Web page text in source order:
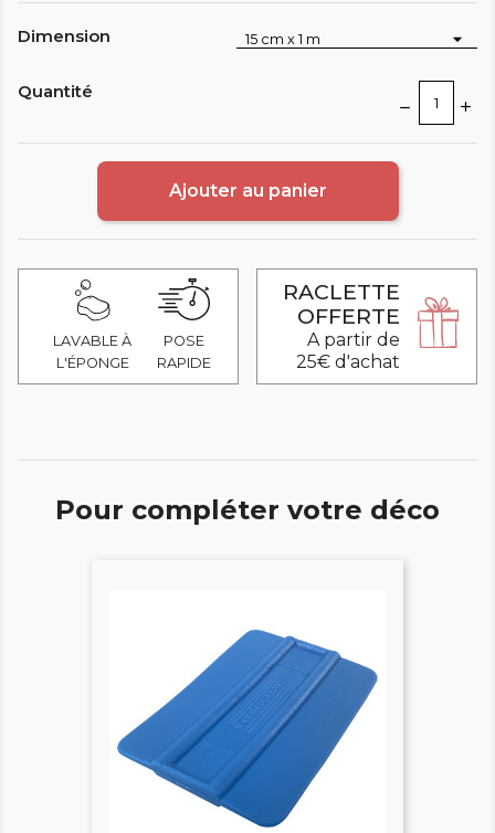
Dimension
Quantité
Ajouter au panier
LAVABLE À
L'ÉPONGE
POSE
RAPIDE
RACLETTE
OFFERTE
A partir de
25€ d'achat
Pour compléter votre déco